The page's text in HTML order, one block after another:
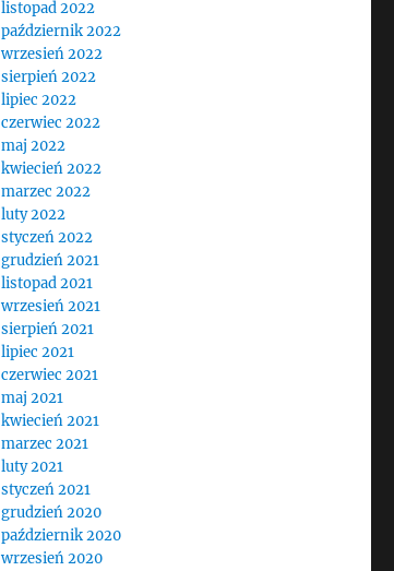
listopad 2022
październik 2022
wrzesień 2022
sierpień 2022
lipiec 2022
czerwiec 2022
maj 2022
kwiecień 2022
marzec 2022
luty 2022
styczeń 2022
grudzień 2021
listopad 2021
wrzesień 2021
sierpień 2021
lipiec 2021
czerwiec 2021
maj 2021
kwiecień 2021
marzec 2021
luty 2021
styczeń 2021
grudzień 2020
październik 2020
wrzesień 2020